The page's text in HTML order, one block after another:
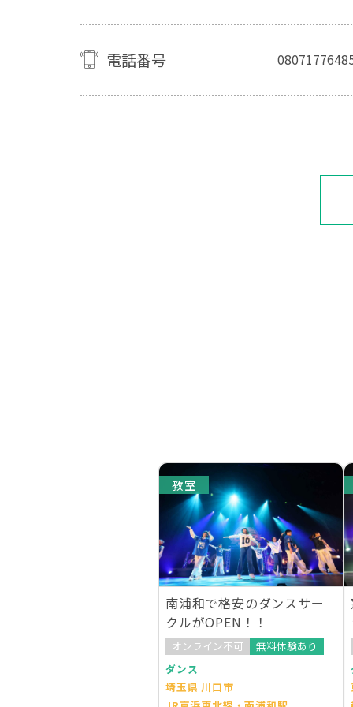
電話番号
教室
南浦和で格安のダンスサー
クルがOPEN！！
オンライン不可
無料体験あり
ダンス
埼玉県 川口市